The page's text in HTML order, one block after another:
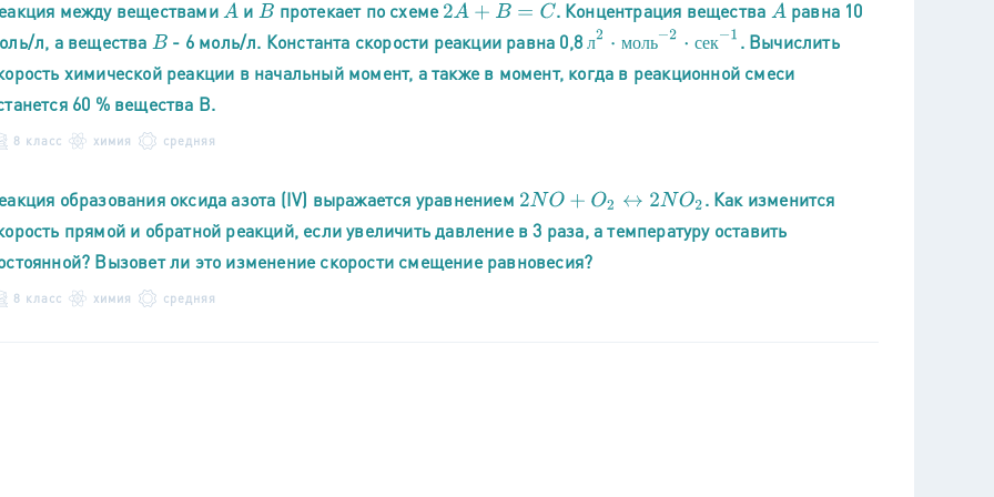
между веществамиA и B протекает по схеме2A+ B= C . Концентрация вещества A равна 10
л, а вещества B - 6 моль/л. Константа скорости реакции равна 0,8л моль сек
л2 моль−2⋅с е к−1
. Вычислить
химической реакции в начальный момент, а также в момент, когда в реакционной смеси
60 % вещества В.
8 класс химия средняя
образования оксида азота (IV) выражается уравнением 2NO+O2↔2N O2
. Как изменится
прямой и обратной реакций, если увеличить давление в 3 раза, а температуру оставить
Вызовет ли это изменение скорости смещение равновесия?
8 класс химия средняя